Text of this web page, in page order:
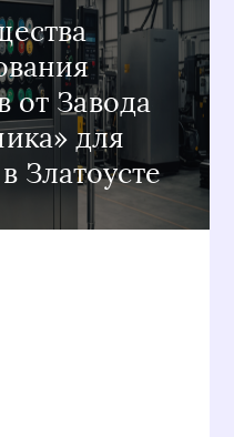
от Завода
для
Златоусте